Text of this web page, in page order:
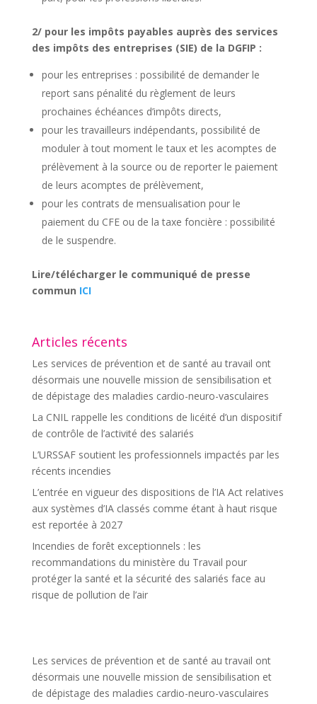
2/ pour les impôts payables auprès des services
des impôts des entreprises (SIE) de la DGFIP :
pour les entreprises : possibilité de demander le
report sans pénalité du règlement de leurs
prochaines échéances d’impôts directs,
pour les travailleurs indépendants, possibilité de
moduler à tout moment le taux et les acomptes de
prélèvement à la source ou de reporter le paiement
de leurs acomptes de prélèvement,
pour les contrats de mensualisation pour le
paiement du CFE ou de la taxe foncière : possibilité
de le suspendre.
Lire/télécharger le communiqué de presse
commun ICI
Articles récents
Les services de prévention et de santé au travail ont
désormais une nouvelle mission de sensibilisation et
de dépistage des maladies cardio-neuro-vasculaires
La CNIL rappelle les conditions de licéité d’un dispositif
de contrôle de l’activité des salariés
L’URSSAF soutient les professionnels impactés par les
récents incendies
L’entrée en vigueur des dispositions de l’IA Act relatives
aux systèmes d’IA classés comme étant à haut risque
est reportée à 2027
Incendies de forêt exceptionnels : les
recommandations du ministère du Travail pour
protéger la santé et la sécurité des salariés face au
risque de pollution de l’air
Les services de prévention et de santé au travail ont
désormais une nouvelle mission de sensibilisation et
de dépistage des maladies cardio-neuro-vasculaires